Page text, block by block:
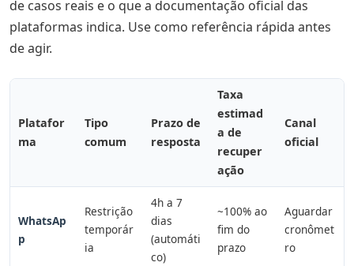
de casos reais e o que a documentação oficial das
plataformas indica. Use como referência rápida antes
de agir.
Platafor
ma
Tipo
comum
Prazo de
resposta
Taxa
estimad
a de
recuper
ação
Canal
oficial
WhatsAp
p
Restrição
temporár
ia
4h a 7
dias
(automáti
co)
~100% ao
fim do
prazo
Aguardar
cronômet
ro